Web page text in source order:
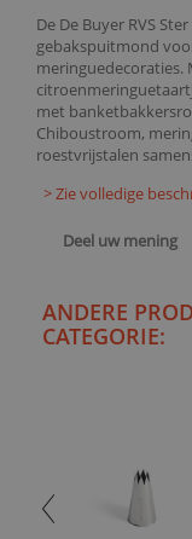
De De Buyer RVS
gebakspuitmond
meringuedecoraties.
met
Chiboustroom,
roestvrijstalen
> Zie volledige
Deel uw mening
ANDERE
CATEGORIE: